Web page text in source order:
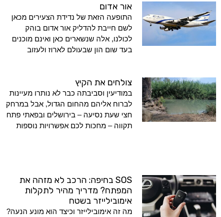
אור אדום
התופעה הזאת של נדידת הצעירים מכאן
לשם חייבת להדליק אור אדום בוהק
לכולנו, אלה שנשארים כאן ואינם מוכנים
בעד שום הון שבעולם לארוז ולעזוב
צולחים את הקיץ
במודיעין וסביבתה כבר לא נותרו מעיינות
לברוח אליהם מהחום הגדול, אבל במרחק
חצי שעת נסיעה – בירושלים ובפאתי פתח
תקווה – מחכות לכם אפשרויות נוספות
SOS בחיפה: הרכב לא מזהה את
המפתח? מדריך מהיר לתקלות
אימובילייזר בשטח
מה זה אימובילייזר וכיצד הוא מונע הנעה?